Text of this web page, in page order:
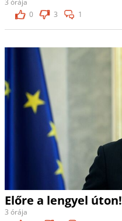
0
3 1
Előre a lengyel úton!
3 órája